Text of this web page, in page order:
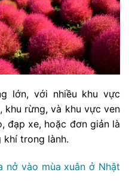
lớn, với nhiều khu vực
khu rừng, và khu vực ven
đạp xe, hoặc đơn giản là
trong lành.
nở vào mùa xuân ở Nhật